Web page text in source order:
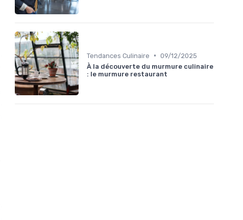
Tendances Culinaire • 09/12/2025
À la découverte du murmure culinaire
: le murmure restaurant